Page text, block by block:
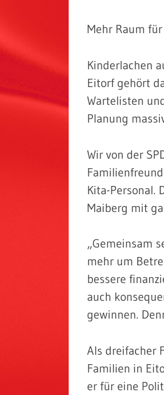
Mehr Raum
Kinderlachen
Eitorf gehört
Wartelisten
Planung
Wir von der
Kita-Personal.
Maiberg mit
„Gemeinsam
mehr um
bessere
auch
gewinnen.
Als dreifacher
Familien in
er für eine